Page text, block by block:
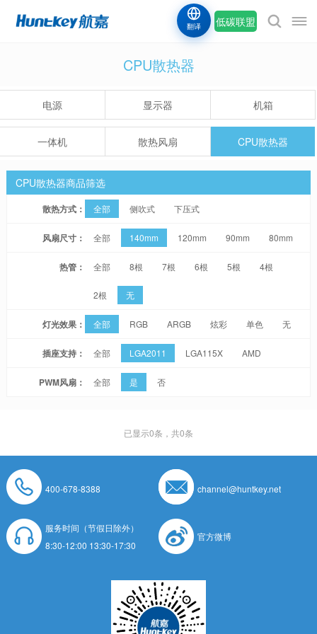
低碳联盟
翻译
CPU散热器
电源 显示器 机箱
一体机 散热风扇 CPU散热器
CPU散热器商品筛选
散热方式： 全部 侧吹式 下压式
风扇尺寸： 全部 140mm 120mm 90mm 80mm
热管： 全部 8根 7根 6根 5根 4根
2根 无
灯光效果： 全部 RGB ARGB 炫彩 单色 无
插座支持： 全部 LGA2011 LGA115X AMD
PWM风扇： 全部 是 否
已显示0条，共0条
400-678-8388 channel@huntkey.net
服务时间（节假日除外）
8:30-12:00 13:30-17:30
官方微博